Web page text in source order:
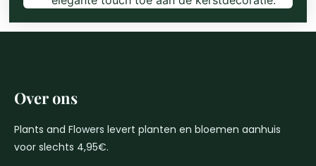
Over ons
Plants and Flowers levert planten en bloemen aanhuis
voor slechts 4,95€.